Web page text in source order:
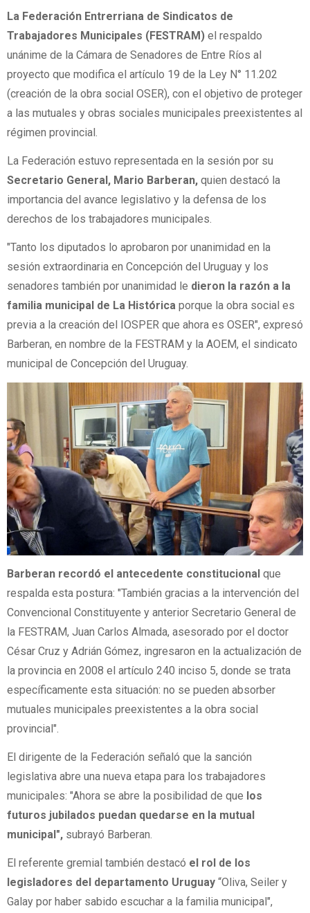
La Federación Entrerriana de Sindicatos de
Trabajadores Municipales (FESTRAM) el respaldo
unánime de la Cámara de Senadores de Entre Ríos al
proyecto que modifica el artículo 19 de la Ley N° 11.202
(creación de la obra social OSER), con el objetivo de proteger
a las mutuales y obras sociales municipales preexistentes al
régimen provincial.
La Federación estuvo representada en la sesión por su
Secretario General, Mario Barberan, quien destacó la
importancia del avance legislativo y la defensa de los
derechos de los trabajadores municipales.
"Tanto los diputados lo aprobaron por unanimidad en la
sesión extraordinaria en Concepción del Uruguay y los
senadores también por unanimidad le dieron la razón a la
familia municipal de La Histórica porque la obra social es
previa a la creación del IOSPER que ahora es OSER", expresó
Barberan, en nombre de la FESTRAM y la AOEM, el sindicato
municipal de Concepción del Uruguay.
Barberan recordó el antecedente constitucional que
respalda esta postura: "También gracias a la intervención del
Convencional Constituyente y anterior Secretario General de
la FESTRAM, Juan Carlos Almada, asesorado por el doctor
César Cruz y Adrián Gómez, ingresaron en la actualización de
la provincia en 2008 el artículo 240 inciso 5, donde se trata
específicamente esta situación: no se pueden absorber
mutuales municipales preexistentes a la obra social
provincial".
El dirigente de la Federación señaló que la sanción
legislativa abre una nueva etapa para los trabajadores
municipales: "Ahora se abre la posibilidad de que los
futuros jubilados puedan quedarse en la mutual
municipal", subrayó Barberan.
El referente gremial también destacó el rol de los
legisladores del departamento Uruguay “Oliva, Seiler y
Galay por haber sabido escuchar a la familia municipal",